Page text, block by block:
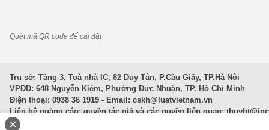
Quét mã QR code để cài đặt
Trụ sở: Tầng 3, Toà nhà IC, 82 Duy Tân, P.Cầu Giấy, TP.Hà Nội
VPĐD: 648 Nguyễn Kiệm, Phường Đức Nhuận, TP. Hồ Chí Minh
Điện thoại: 0938 36 1919 - Email: cskh@luatvietnam.vn
Liên hệ quảng cáo; quyền tác giả và các quyền liên quan:
Văn Bản Pháp Luật
×